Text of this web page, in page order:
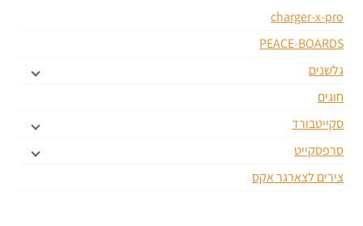
charger-x-pro
PEACE-BOARDS
גלשנים
חוגים
סקייטבורד
סרפסקייט
צירים לצארגר אקס